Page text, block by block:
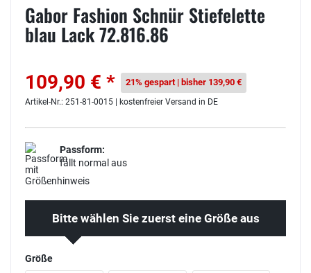
Gabor Fashion Schnür Stiefelette
blau Lack 72.816.86
109,90 € * 21% gespart | bisher 139,90 €
Artikel-Nr.: 251-81-0015 | kostenfreier Versand in DE
Passform:
fällt normal aus
Bitte wählen Sie zuerst eine Größe aus
Größe